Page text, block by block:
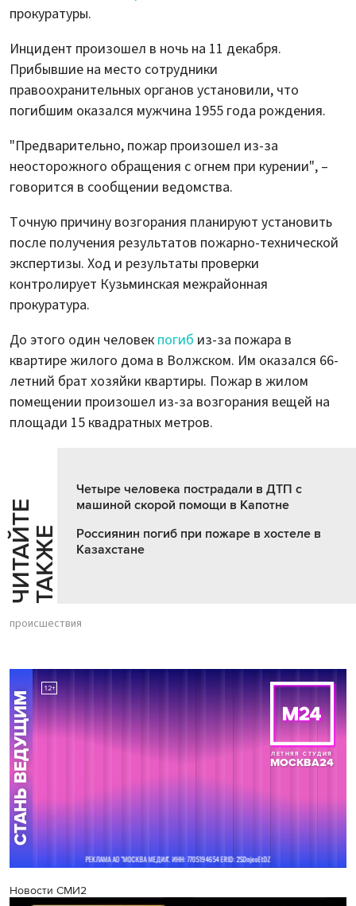
прокуратуры.
Инцидент произошел в ночь на 11 декабря.
Прибывшие на место сотрудники
правоохранительных органов установили, что
погибшим оказался мужчина 1955 года рождения.
"Предварительно, пожар произошел из-за
неосторожного обращения с огнем при курении", –
говорится в сообщении ведомства.
Точную причину возгорания планируют установить
после получения результатов пожарно-технической
экспертизы. Ход и результаты проверки
контролирует Кузьминская межрайонная
прокуратура.
До этого один человек погиб из-за пожара в
квартире жилого дома в Волжском. Им оказался 66-
летний брат хозяйки квартиры. Пожар в жилом
помещении произошел из-за возгорания вещей на
площади 15 квадратных метров.
Ч
И
Т
АЙ
Т
Е
Т
А
К
ЖЕ
Четыре человека пострадали в ДТП с
машиной скорой помощи в Капотне
Россиянин погиб при пожаре в хостеле в
Казахстане
происшествия
Новости СМИ2